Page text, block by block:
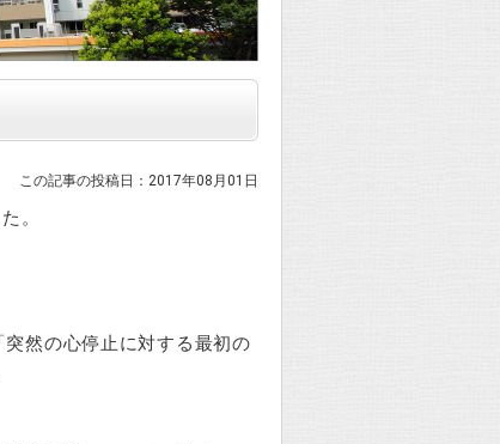
この記事の投稿日：2017年08月01日
。
然の心停止に対する最初の